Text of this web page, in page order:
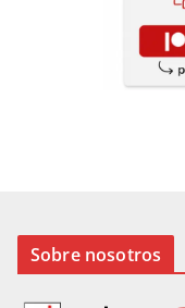
Sobre nosotros